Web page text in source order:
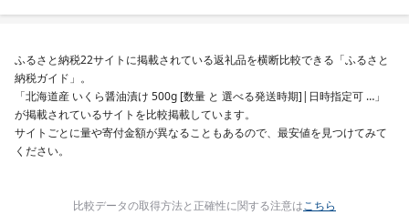
ふるさと納税22サイトに掲載されている返礼品を横断比較できる「ふるさと
納税ガイド」。
「北海道産 いくら醤油漬け 500g [数量 と 選べる発送時期]|日時指定可 …」
が掲載されているサイトを比較掲載しています。
サイトごとに量や寄付金額が異なることもあるので、最安値を見つけてみて
ください。
比較データの取得方法と正確性に関する注意はこちら